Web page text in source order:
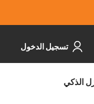
تسجيل الدخول
الذكي